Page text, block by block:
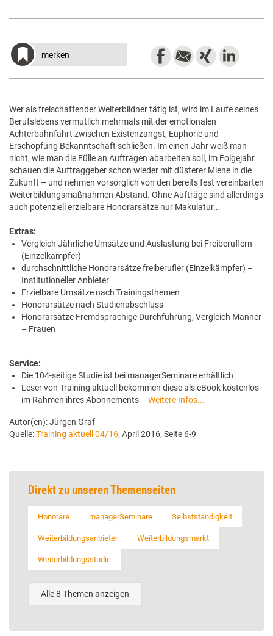
merken
Wer als freischaffender Weiterbildner tätig ist, wird im Laufe seines
Berufslebens vermutlich mehrmals mit der emotionalen
Achterbahnfahrt zwischen Existenzangst, Euphorie und
Erschöpfung Bekanntschaft schließen. Im einen Jahr weiß man
nicht, wie man die Fülle an Aufträgen abarbeiten soll, im Folgejahr
schauen die Auftraggeber schon wieder mit düsterer Miene in die
Zukunft – und nehmen vorsorglich von den bereits fest vereinbarten
Weiterbildungsmaßnahmen Abstand. Ohne Aufträge sind allerdings
auch potenziell erzielbare Honorarsätze nur Makulatur...
Extras:
Vergleich Jährliche Umsätze und Auslastung bei Freiberuflern
(Einzelkämpfer)
durchschnittliche Honorarsätze freiberufler (Einzelkämpfer) –
Institutioneller Anbieter
Erzielbare Umsätze nach Trainingsthemen
Honorarsätze nach Studienabschluss
Honorarsätze Fremdsprachige Durchführung, Vergleich Männer
– Frauen
Service:
Die 104-seitige Studie ist bei managerSeminare erhältlich
Leser von Training aktuell bekommen diese als eBook kostenlos
im Rahmen ihres Abonnements – Weitere Infos...
Autor(en): Jürgen Graf
Quelle:Training aktuell 04/16, April 2016, Seite 6-9
Direkt zu unseren Themenseiten
Honorare managerSeminare Selbstständigkeit
Weiterbildungsanbieter Weiterbildungsmarkt
Weiterbildungsstudie
Alle 8 Themen anzeigen